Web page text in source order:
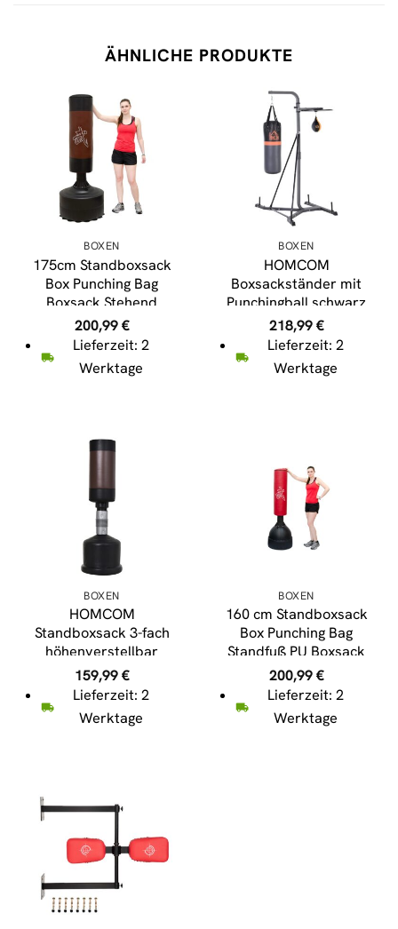
ÄHNLICHE PRODUKTE
BOXEN
175cm Standboxsack
Box Punching Bag
Boxsack Stehend
Boxständer Braun
200,99€
Lieferzeit: 2
Werktage
BOXEN
HOMCOM
Boxsackständer mit
Punchingball schwarz
163 x 115 x 224 cm
(BxTxH)
218,99€
Lieferzeit: 2
Werktage
BOXEN
HOMCOM
Standboxsack 3-fach
höhenverstellbar
schwarz, rot
159,99€
Lieferzeit: 2
Werktage
BOXEN
160 cm Standboxsack
Box Punching Bag
Standfuß PU Boxsack
Stehend Boxständer Rot
200,99€
Lieferzeit: 2
Werktage